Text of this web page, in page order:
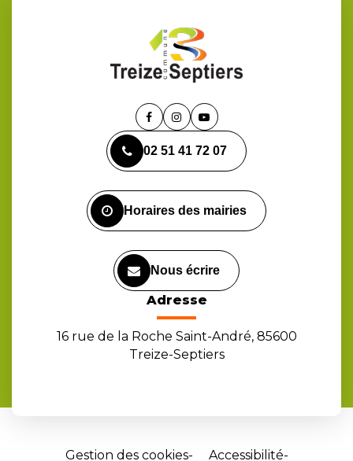
Lien
le
compte
Lien
le
compte
Lien
la
chaîne
02 51 41 72 07
Horaires des mairies
Nous écrire
Adresse
16 rue de la Roche Saint-André, 85600
Treize-Septiers
Gestion des cookies Accessibilité